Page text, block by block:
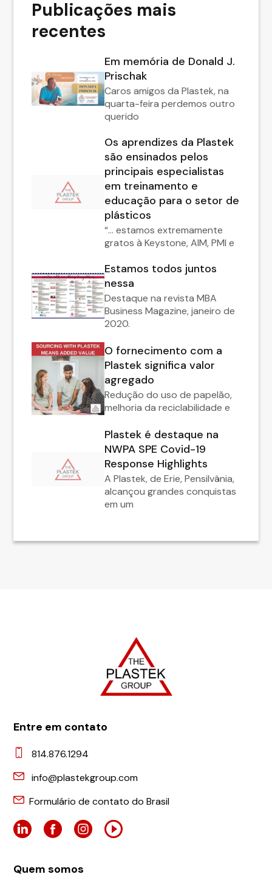
Publicações mais
recentes
Em memória de Donald J.
Prischak
Caros amigos da Plastek, na
quarta-feira perdemos outro
querido
Os aprendizes da Plastek
são ensinados pelos
principais especialistas
em treinamento e
educação para o setor de
plásticos
“… estamos extremamente
gratos à Keystone, AIM, PMI e
Estamos todos juntos
nessa
Destaque na revista MBA
Business Magazine, janeiro de
2020.
O fornecimento com a
Plastek significa valor
agregado
Redução do uso de papelão,
melhoria da reciclabilidade e
Plastek é destaque na
NWPA SPE Covid-19
Response Highlights
A Plastek, de Erie, Pensilvânia,
alcançou grandes conquistas
em um
Entre em contato
814.876.1294
info@plastekgroup.com
Formulário de contato do Brasil
Quem somos